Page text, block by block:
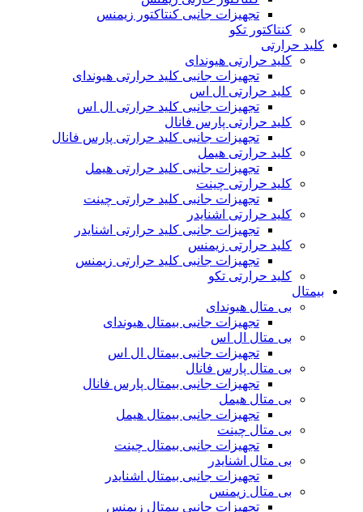
تجهیزات جانبی کنتاکتور زیمنس
کنتاکتور تکو
کلید حرارتی
کلید حرارتی هیوندای
تجهیزات جانبی کلید حرارتی هیوندای
کلید حرارتی ال اس
تجهیزات جانبی کلید حرارتی ال اس
کلید حرارتی پارس فانال
تجهیزات جانبی کلید حرارتی پارس فانال
کلید حرارتی هیمل
تجهیزات جانبی کلید حرارتی هیمل
کلید حرارتی چینت
تجهیزات جانبی کلید حرارتی چینت
کلید حرارتی اشنایدر
تجهیزات جانبی کلید حرارتی اشنایدر
کلید حرارتی زیمنس
تجهیزات جانبی کلید حرارتی زیمنس
کلید حرارتی تکو
بیمتال
بی متال هیوندای
تجهیزات جانبی بیمتال هیوندای
بی متال ال اس
تجهیزات جانبی بیمتال ال اس
بی متال پارس فانال
تجهیزات جانبی بیمتال پارس فانال
بی متال هیمل
تجهیزات جانبی بیمتال هیمل
بی متال چینت
تجهیزات جانبی بیمتال چینت
بی متال اشنایدر
تجهیزات جانبی بیمتال اشنایدر
بی متال زیمنس
تجهیزات جانبی بیمتال زیمنس